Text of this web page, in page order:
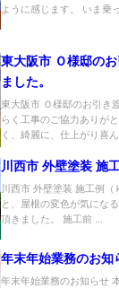
ように感じます。 いま乗
東大阪市 Ｏ様邸の
ました。
東大阪市 Ｏ様邸のお引き
らく工事のご協力ありが
く、綺麗に、仕上がり喜
川西市 外壁塗装 施
川西市 外壁塗装 施工例
と、屋根の変色が気にな
頂きました。 施工前 ...
年末年始業務のお知
年末年始業務のお知らせ